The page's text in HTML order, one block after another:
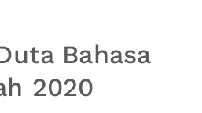
Bahasa
2020